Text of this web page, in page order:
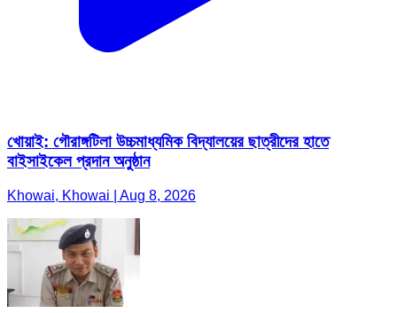
খোয়াই: গৌরাঙ্গটিলা উচ্চমাধ্যমিক বিদ্যালয়ের ছাত্রীদের হাতে
বাইসাইকেল প্রদান অনুষ্ঠান
Khowai, Khowai | Aug 8, 2026